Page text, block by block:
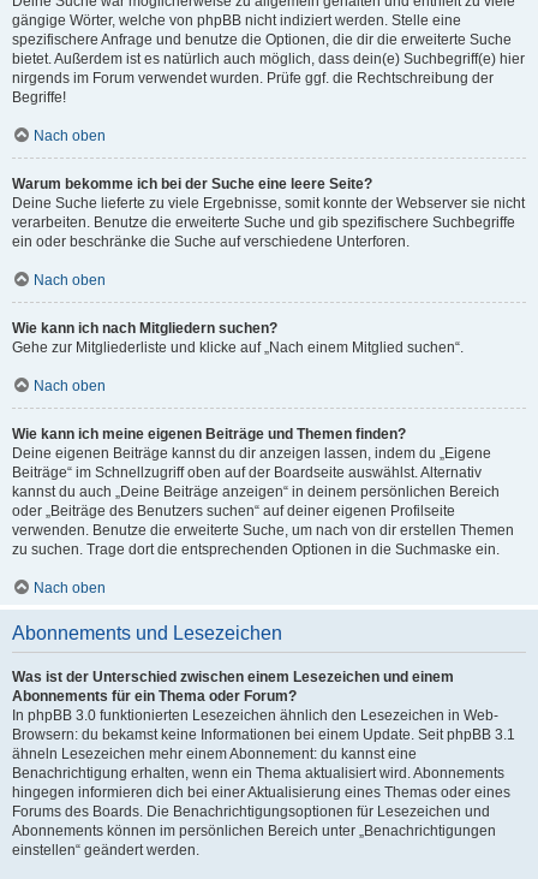
gängige Wörter, welche von phpBB nicht indiziert werden. Stelle eine
spezifischere Anfrage und benutze die Optionen, die dir die erweiterte Suche
bietet. Außerdem ist es natürlich auch möglich, dass dein(e) Suchbegriff(e) hier
nirgends im Forum verwendet wurden. Prüfe ggf. die Rechtschreibung der
Begriffe!
Nach oben
Warum bekomme ich bei der Suche eine leere Seite?
Deine Suche lieferte zu viele Ergebnisse, somit konnte der Webserver sie nicht
verarbeiten. Benutze die erweiterte Suche und gib spezifischere Suchbegriffe
ein oder beschränke die Suche auf verschiedene Unterforen.
Nach oben
Wie kann ich nach Mitgliedern suchen?
Gehe zur Mitgliederliste und klicke auf „Nach einem Mitglied suchen“.
Nach oben
Wie kann ich meine eigenen Beiträge und Themen finden?
Deine eigenen Beiträge kannst du dir anzeigen lassen, indem du „Eigene
Beiträge“ im Schnellzugriff oben auf der Boardseite auswählst. Alternativ
kannst du auch „Deine Beiträge anzeigen“ in deinem persönlichen Bereich
oder „Beiträge des Benutzers suchen“ auf deiner eigenen Profilseite
verwenden. Benutze die erweiterte Suche, um nach von dir erstellen Themen
zu suchen. Trage dort die entsprechenden Optionen in die Suchmaske ein.
Nach oben
Abonnements und Lesezeichen
Was ist der Unterschied zwischen einem Lesezeichen und einem
Abonnements für ein Thema oder Forum?
In phpBB 3.0 funktionierten Lesezeichen ähnlich den Lesezeichen in Web-
Browsern: du bekamst keine Informationen bei einem Update. Seit phpBB 3.1
ähneln Lesezeichen mehr einem Abonnement: du kannst eine
Benachrichtigung erhalten, wenn ein Thema aktualisiert wird. Abonnements
hingegen informieren dich bei einer Aktualisierung eines Themas oder eines
Forums des Boards. Die Benachrichtigungsoptionen für Lesezeichen und
Abonnements können im persönlichen Bereich unter „Benachrichtigungen
einstellen“ geändert werden.